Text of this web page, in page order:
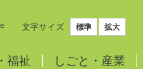
文字サイズ 標準 拡大
福祉 しごと・ 産業